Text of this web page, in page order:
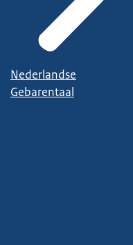
Nederlandse
Gebarentaal